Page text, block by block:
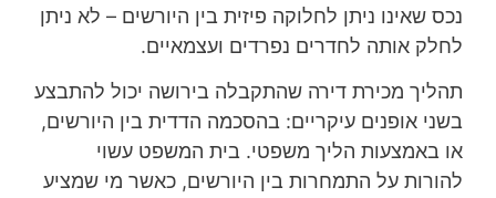
נכס שאינו ניתן לחלוקה פיזית בין היורשים – לא ניתן
לחלק אותה לחדרים נפרדים ועצמאיים.
תהליך מכירת דירה שהתקבלה בירושה יכול להתבצע
בשני אופנים עיקריים: בהסכמה הדדית בין היורשים,
או באמצעות הליך משפטי. בית המשפט עשוי
להורות על התמחרות בין היורשים, כאשר מי שמציע